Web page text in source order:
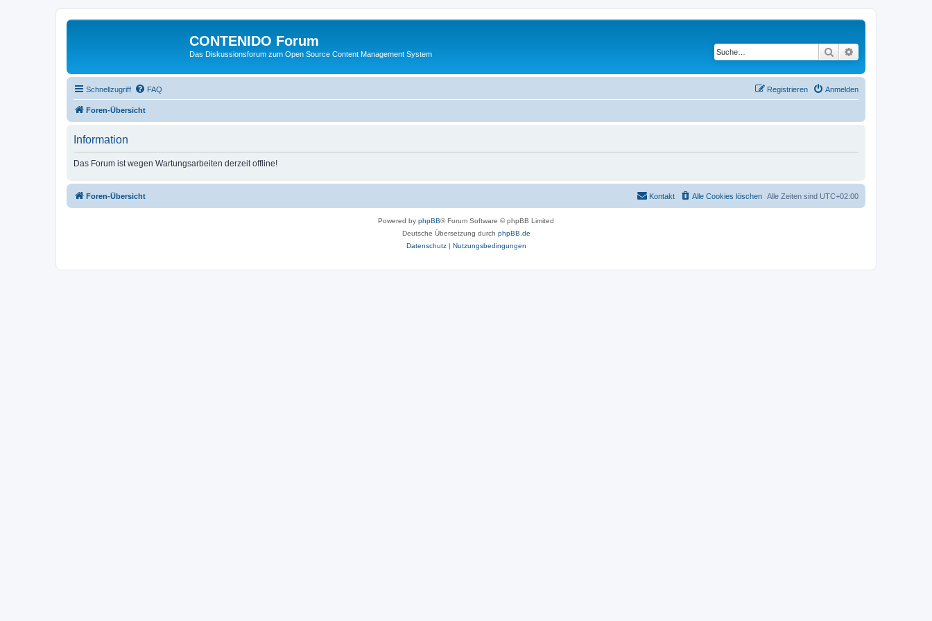
CONTENIDO Forum
Das Diskussionsforum zum Open Source Content Management System Suche
Schnellzugriff FAQ Anmelden
Registrieren
Foren-Übersicht
Information
Das Forum ist wegen Wartungsarbeiten derzeit offline!
Foren-Übersicht Alle Zeiten sind UTC+02:00
Alle Cookies löschen
Kontakt
Powered by phpBB® Forum Software © phpBB Limited
Deutsche Übersetzung durch phpBB.de
Datenschutz| Nutzungsbedingungen